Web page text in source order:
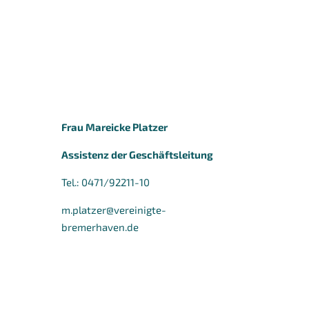
Frau Mareicke Platzer
Assistenz der Geschäftsleitung
Tel.: 0471/92211-10
m.platzer@vereinigte-
bremerhaven.de